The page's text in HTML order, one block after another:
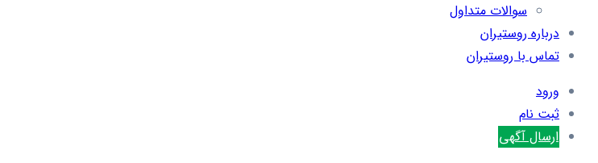
سوالات متداول
درباره روستیران
تماس با روستیران
ورود
ثبت نام
ارسال آگهی